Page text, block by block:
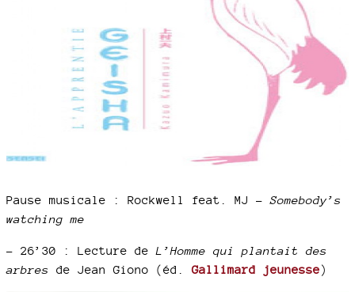
Pause musicale : Rockwell feat. MJ –Somebody’s
watching me
– 26’30 : Lecture de L’Homme qui plantait des
arbres
de Jean Giono (éd.Gallimard jeunesse)